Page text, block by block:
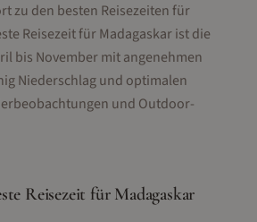
zu den besten Reisezeiten für
Reisezeit für Madagaskar ist die
bis November mit angenehmen
Niederschlag und optimalen
und Outdoor-
Reisezeit für Madagaskar